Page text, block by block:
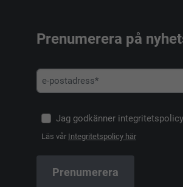
Prenumerera på
Jag godkänner
Läs vår Integritetspolicy här